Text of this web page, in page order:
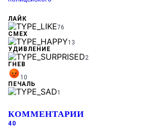
ЛАЙК
76
СМЕХ
13
УДИВЛЕНИЕ
2
ГНЕВ
10
ПЕЧАЛЬ
1
КОММЕНТАРИИ
40